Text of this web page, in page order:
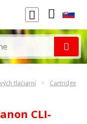
tlačiarní
Cartridge
CLI-